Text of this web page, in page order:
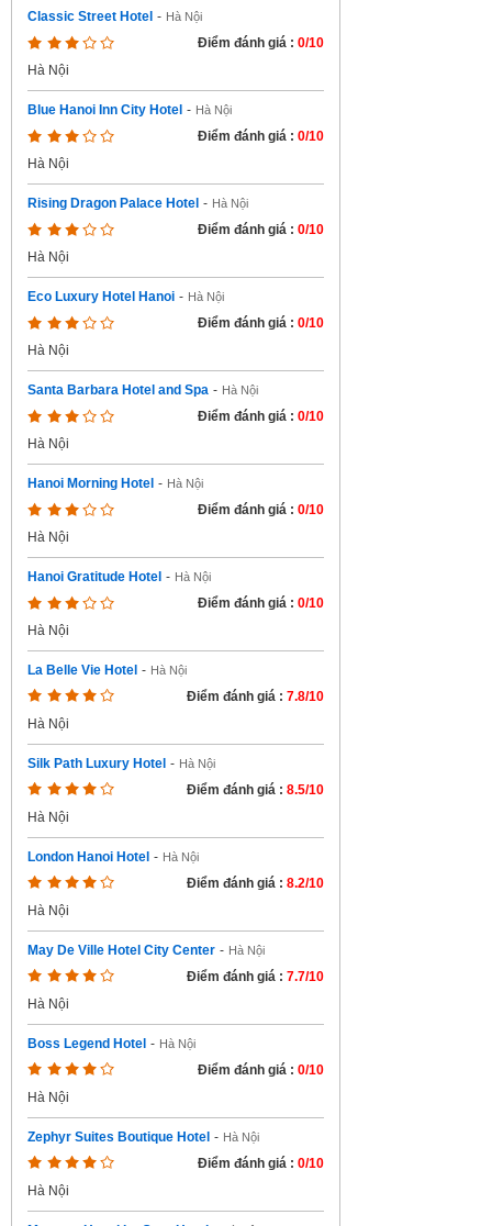
Classic Street Hotel - Hà Nội
Điểm đánh giá : 0/10
Hà Nội
Blue Hanoi Inn City Hotel - Hà Nội
Điểm đánh giá : 0/10
Hà Nội
Rising Dragon Palace Hotel - Hà Nội
Điểm đánh giá : 0/10
Hà Nội
Eco Luxury Hotel Hanoi - Hà Nội
Điểm đánh giá : 0/10
Hà Nội
Santa Barbara Hotel and Spa - Hà Nội
Điểm đánh giá : 0/10
Hà Nội
Hanoi Morning Hotel - Hà Nội
Điểm đánh giá : 0/10
Hà Nội
Hanoi Gratitude Hotel - Hà Nội
Điểm đánh giá : 0/10
Hà Nội
La Belle Vie Hotel - Hà Nội
Điểm đánh giá : 7.8/10
Hà Nội
Silk Path Luxury Hotel - Hà Nội
Điểm đánh giá : 8.5/10
Hà Nội
London Hanoi Hotel - Hà Nội
Điểm đánh giá : 8.2/10
Hà Nội
May De Ville Hotel City Center - Hà Nội
Điểm đánh giá : 7.7/10
Hà Nội
Boss Legend Hotel - Hà Nội
Điểm đánh giá : 0/10
Hà Nội
Zephyr Suites Boutique Hotel - Hà Nội
Điểm đánh giá : 0/10
Hà Nội